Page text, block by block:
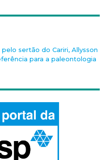
sertão do Cariri, Allysson
para a paleontologia